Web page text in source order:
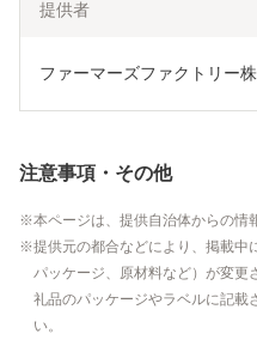
提供者
ファーマーズファクトリー
注意事項・その他
本ページは、提供自治体からの情
提供元の都合などにより、掲載中
パッケージ、原材料など）が変更
礼品のパッケージやラベルに記載
い。